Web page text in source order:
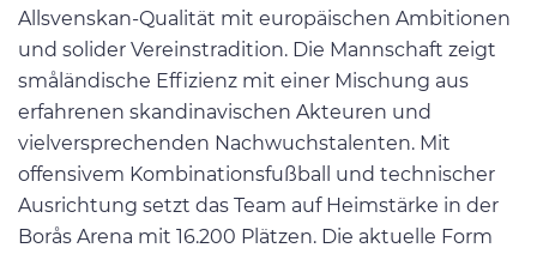
Allsvenskan-Qualität mit europäischen Ambitionen
und solider Vereinstradition. Die Mannschaft zeigt
småländische Effizienz mit einer Mischung aus
erfahrenen skandinavischen Akteuren und
vielversprechenden Nachwuchstalenten. Mit
offensivem Kombinationsfußball und technischer
Ausrichtung setzt das Team auf Heimstärke in der
Borås Arena mit 16.200 Plätzen. Die aktuelle Form